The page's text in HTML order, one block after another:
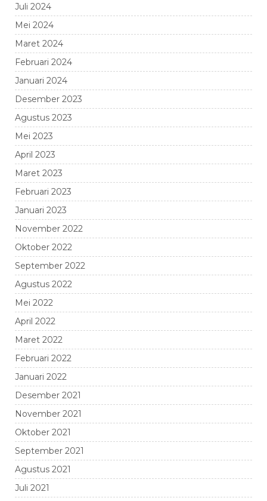
Juli 2024
Mei 2024
Maret 2024
Februari 2024
Januari 2024
Desember 2023
Agustus 2023
Mei 2023
April 2023
Maret 2023
Februari 2023
Januari 2023
November 2022
Oktober 2022
September 2022
Agustus 2022
Mei 2022
April 2022
Maret 2022
Februari 2022
Januari 2022
Desember 2021
November 2021
Oktober 2021
September 2021
Agustus 2021
Juli 2021